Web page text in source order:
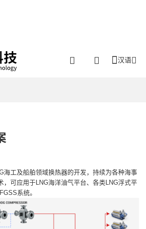
汉语
海工及船舶领域换热器的开发，持续为各种海事
，可应用于LNG海洋油气平台、各类LNG浮式平
系统。